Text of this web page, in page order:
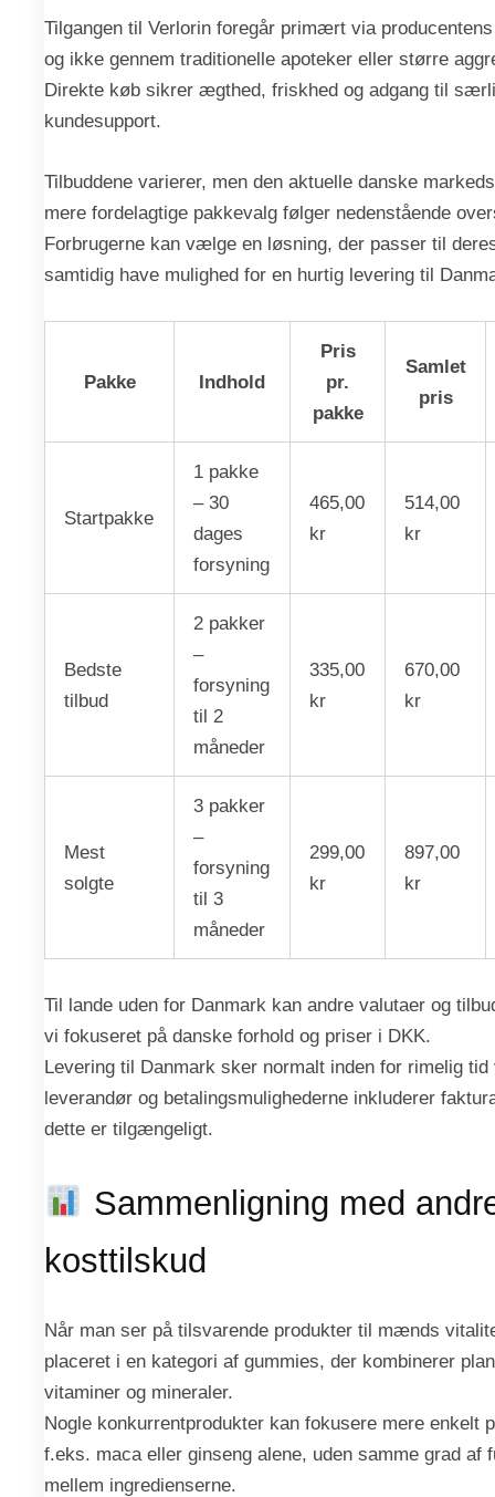
Tilgangen til Verlorin foregår primært via
og ikke gennem traditionelle apoteker eller større
Direkte køb sikrer ægthed, friskhed og adgang til
kundesupport.
Tilbuddene varierer, men den aktuelle danske
mere fordelagtige pakkevalg følger nedenstående
Forbrugerne kan vælge en løsning, der passer til
samtidig have mulighed for en hurtig levering til
Pakke Indhold
Pris
pr.
pakke
Samlet
pris
Startpakke
1 pakke
– 30
dages
forsyning
465,00
kr
514,00
kr
Bedste
tilbud
2 pakker
–
forsyning
til 2
måneder
335,00
kr
670,00
kr
Mest
solgte
3 pakker
–
forsyning
til 3
måneder
299,00
kr
897,00
kr
Til lande uden for Danmark kan andre valutaer og
vi fokuseret på danske forhold og priser i DKK.
Levering til Danmark sker normalt inden for rimelig
leverandør og betalingsmulighederne inkluderer
dette er tilgængeligt.
Sammenligning med
kosttilskud
Når man ser på tilsvarende produkter til mænds
placeret i en kategori af gummies, der kombinerer
vitaminer og mineraler.
Nogle konkurrentprodukter kan fokusere mere enkelt
f.eks. maca eller ginseng alene, uden samme grad af
mellem ingredienserne.